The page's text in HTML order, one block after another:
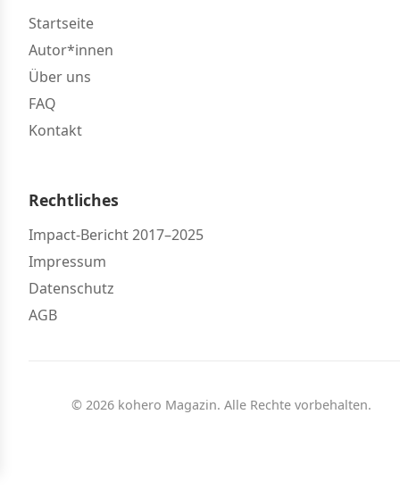
Startseite
Autor*innen
Über uns
FAQ
Kontakt
Rechtliches
Impact-Bericht 2017–2025
Impressum
Datenschutz
AGB
© 2026 kohero Magazin. Alle Rechte vorbehalten.